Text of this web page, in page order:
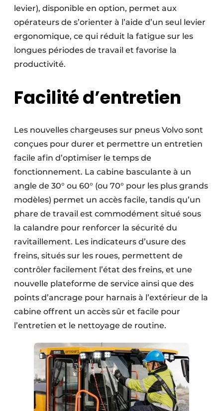
levier), disponible en option, permet aux
opérateurs de s’orienter à l’aide d’un seul levier
ergonomique, ce qui réduit la fatigue sur les
longues périodes de travail et favorise la
productivité.
Facilité d’entretien
Les nouvelles chargeuses sur pneus Volvo sont
conçues pour durer et permettre un entretien
facile afin d’optimiser le temps de
fonctionnement. La cabine basculante à un
angle de 30° ou 60° (ou 70° pour les plus grands
modèles) permet un accès facile, tandis qu’un
phare de travail est commodément situé sous
la calandre pour renforcer la sécurité du
ravitaillement. Les indicateurs d’usure des
freins, situés sur les roues, permettent de
contrôler facilement l’état des freins, et une
nouvelle plateforme de service ainsi que des
points d’ancrage pour harnais à l’extérieur de la
cabine offrent un accès sûr et facile pour
l’entretien et le nettoyage de routine.